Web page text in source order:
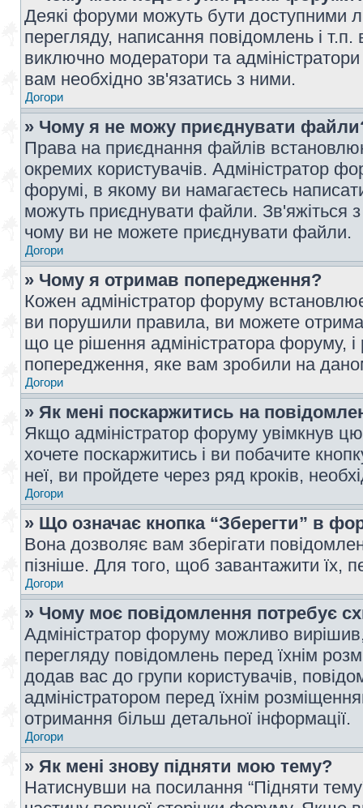
Деякі форуми можуть бути доступними
перегляду, написання повідомлень і
виключно модератори та
вам необхідно зв'язатись з ними.
Догори
» Чому я не можу приєднувати
Права на приєднання файлів
окремих користувачів. Адміністратор
форумі, в якому ви намагаєтесь
можуть приєднувати файли. Зв'яжіться
чому ви не можете приєднувати файли.
Догори
» Чому я отримав попередження?
Кожен адміністратор форуму
ви порушили правила, ви можете
що це рішення адміністратора форуму,
попередження, яке вам зробили на
Догори
» Як мені поскаржитись на
Якщо адміністратор форуму увімкнув
хочете поскаржитись і ви побачите
неї, ви пройдете через ряд кроків,
Догори
» Що означає кнопка “Зберегти” в
Вона дозволяє вам зберігати
пізніше. Для того, щоб завантажити їх,
Догори
» Чому моє повідомлення потребує
Адміністратор форуму можливо
перегляду повідомлень перед їхнім
додав вас до групи користувачів,
адміністратором перед їхнім
отримання більш детальної інформації.
Догори
» Як мені знову підняти мою тему?
Натиснувши на посилання “Підняти